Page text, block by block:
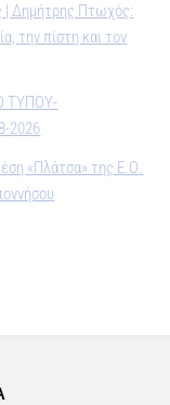
| Δημήτρης Πτωχός:
την πίστη και τον
ΤΥΠΟΥ-
2026
«Πλάτσα» της Ε.Ο.